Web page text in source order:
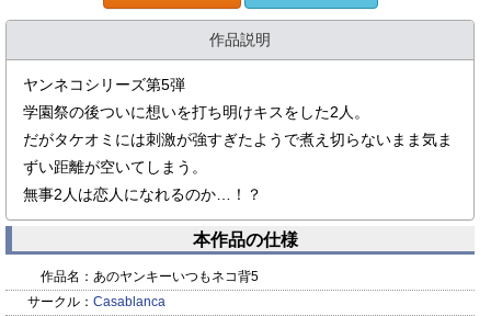
作品説明
ヤンネコシリーズ第5弾
学園祭の後ついに想いを打ち明けキスをした2人。
だがタケオミには刺激が強すぎたようで煮え切らないまま気ま
ずい距離が空いてしまう。
無事2人は恋人になれるのか…！？
本作品の仕様
作品名： あのヤンキーいつもネコ背5
サークル： Casablanca